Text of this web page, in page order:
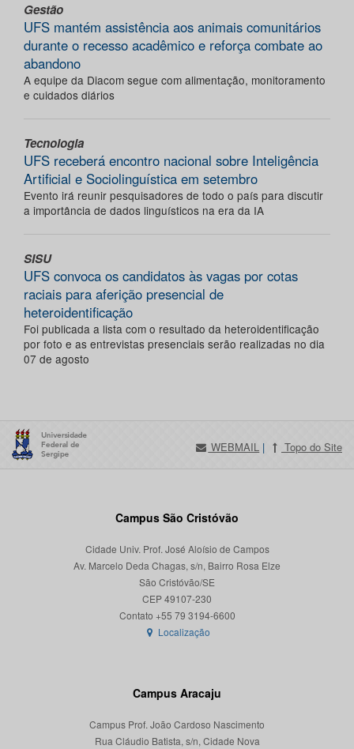
Gestão
UFS mantém assistência aos animais comunitários
durante o recesso acadêmico e reforça combate ao
abandono
A equipe da Diacom segue com alimentação, monitoramento
e cuidados diários
Tecnologia
UFS receberá encontro nacional sobre Inteligência
Artificial e Sociolinguística em setembro
Evento irá reunir pesquisadores de todo o país para discutir
a importância de dados linguísticos na era da IA
SISU
UFS convoca os candidatos às vagas por cotas
raciais para aferição presencial de
heteroidentificação
Foi publicada a lista com o resultado da heteroidentificação
por foto e as entrevistas presenciais serão realizadas no dia
07 de agosto
WEBMAIL | Topo do Site
Campus São Cristóvão
Cidade Univ. Prof. José Aloísio de Campos
Av. Marcelo Deda Chagas, s/n, Bairro Rosa Elze
São Cristóvão/SE
CEP 49107-230
Localização
Campus Aracaju
Campus Prof. João Cardoso Nascimento
Rua Cláudio Batista, s/n, Cidade Nova